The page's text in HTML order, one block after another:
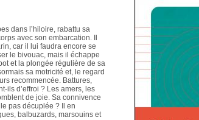
dans l’hiloire, rabattu sa
avec son embarcation. Il
car il lui faudra encore se
le bivouac, mais il échappe
et la plongée régulière de sa
sa motricité et, le regard
recommencée. Battures,
ils d’effroi ? Les amers, les
de joie. Sa connivence
pas décuplée ? Il en
balbuzards, marsouins et